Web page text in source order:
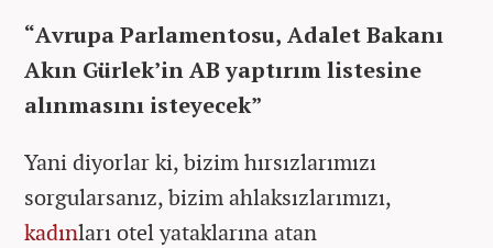
“Avrupa Parlamentosu, Adalet Bakanı
Akın Gürlek’in AB yaptırım listesine
alınmasını isteyecek”
Yani diyorlar ki, bizim hırsızlarımızı
sorgularsanız, bizim ahlaksızlarımızı,
kadınları otel yataklarına atan